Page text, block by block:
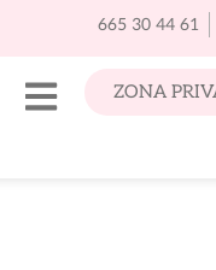
665 30 44 61
ZONA